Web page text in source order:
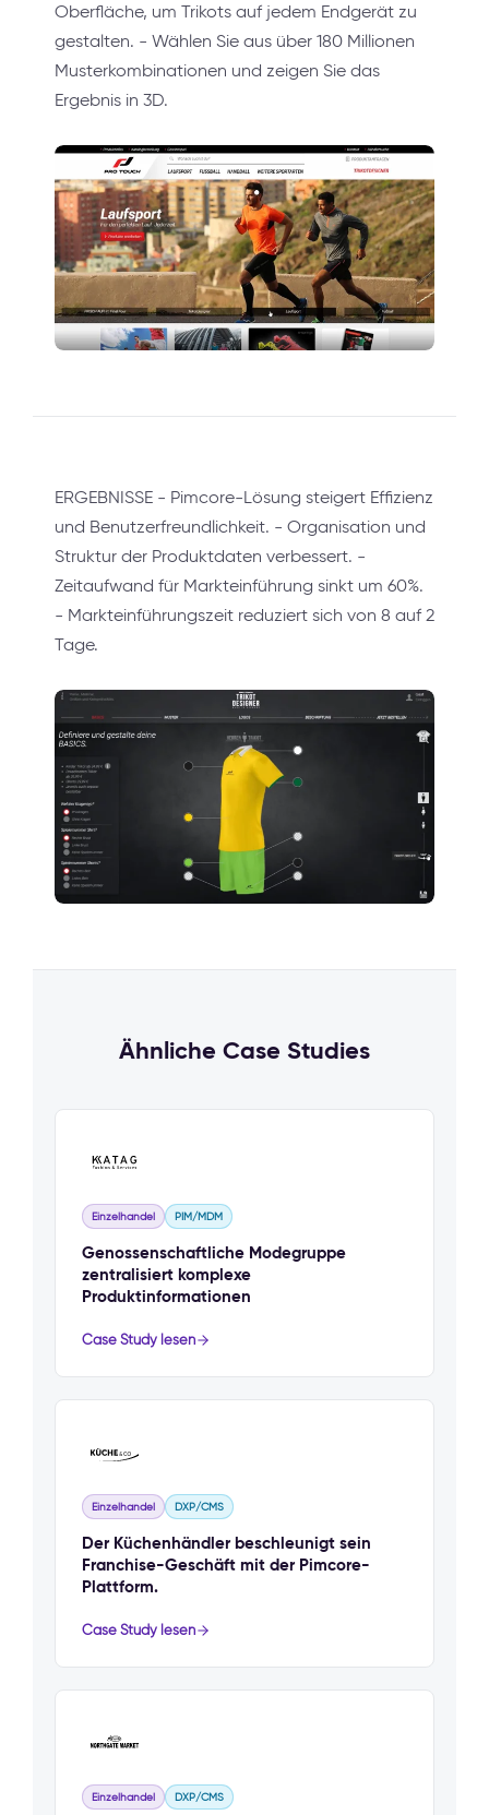
Oberfläche, um Trikots auf jedem Endgerät zu
gestalten. - Wählen Sie aus über 180 Millionen
Musterkombinationen und zeigen Sie das
Ergebnis in 3D.
ERGEBNISSE - Pimcore-Lösung steigert Effizienz
und Benutzerfreundlichkeit. - Organisation und
Struktur der Produktdaten verbessert. -
Zeitaufwand für Markteinführung sinkt um 60%.
- Markteinführungszeit reduziert sich von 8 auf 2
Tage.
Ähnliche Case Studies
Einzelhandel PIM/MDM
Genossenschaftliche Modegruppe
zentralisiert komplexe
Produktinformationen
Case Study lesen
Einzelhandel DXP/CMS
Der Küchenhändler beschleunigt sein
Franchise-Geschäft mit der Pimcore-
Plattform.
Case Study lesen
Einzelhandel DXP/CMS